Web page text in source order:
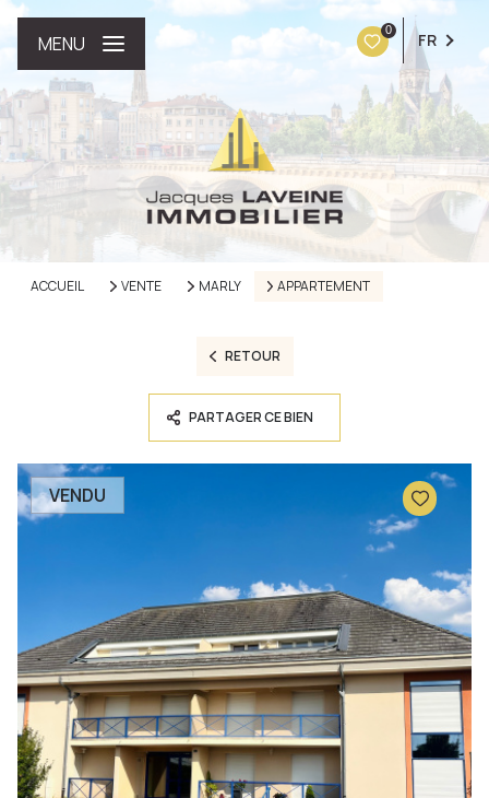
0 FR
MENU
ACCUEIL VENTE MARLY APPARTEMENT
RETOUR
PARTAGER CE BIEN
VENDU